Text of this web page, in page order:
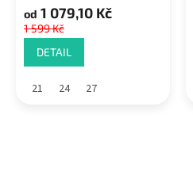
od 1 079,10 Kč
1 599 Kč
DETAIL
21 24 27